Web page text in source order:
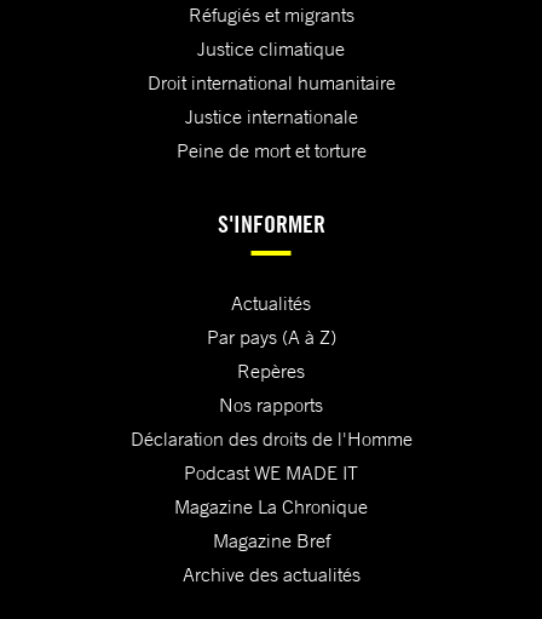
Réfugiés et migrants
Justice climatique
Droit international humanitaire
Justice internationale
Peine de mort et torture
S'INFORMER
Actualités
Par pays (A à Z)
Repères
Nos rapports
Déclaration des droits de l'Homme
Podcast WE MADE IT
Magazine La Chronique
Magazine Bref
Archive des actualités